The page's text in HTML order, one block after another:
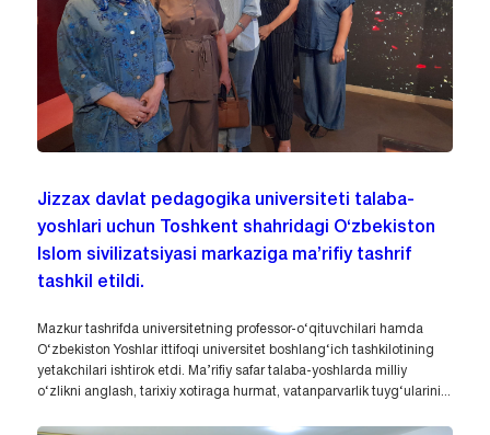
Jizzax davlat pedagogika universiteti talaba-
yoshlari uchun Toshkent shahridagi O‘zbekiston
Islom sivilizatsiyasi markaziga ma’rifiy tashrif
tashkil etildi.
Mazkur tashrifda universitetning professor-o‘qituvchilari hamda
O‘zbekiston Yoshlar ittifoqi universitet boshlang‘ich tashkilotining
yetakchilari ishtirok etdi. Ma’rifiy safar talaba-yoshlarda milliy
o‘zlikni anglash, tarixiy xotiraga hurmat, vatanparvarlik tuyg‘ularini...